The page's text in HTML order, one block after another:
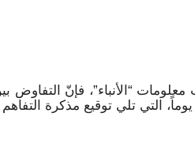
“الأنباء”، فإنّ
التي تلي توقيع مذكرة